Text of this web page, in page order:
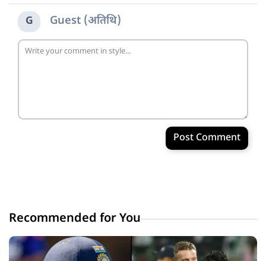
G Guest (अतिथि)
Post Comment
Recommended for You